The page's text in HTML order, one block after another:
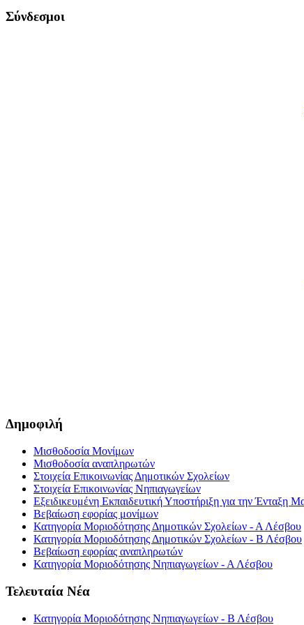
Σύνδεσμοι
Δημοφιλή
Μισθοδοσία Μονίμων
Μισθοδοσία αναπληρωτών
Στοιχεία Επικοινωνίας Δημοτικών Σχολείων
Στοιχεία Επικοινωνίας Νηπιαγωγείων
Εξειδικευμένη Εκπαιδευτική Υποστήριξη για την Ένταξη
Βεβαίωση εφορίας μονίμων
Κατηγορία Μοριοδότησης Δημοτικών Σχολείων - Α Λέσβου
Κατηγορία Μοριοδότησης Δημοτικών Σχολείων - Β Λέσβου
Βεβαίωση εφορίας αναπληρωτών
Κατηγορία Μοριοδότησης Νηπιαγωγείων - Α Λέσβου
Τελευταία Νέα
Κατηγορία Μοριοδότησης Νηπιαγωγείων - Β Λέσβου